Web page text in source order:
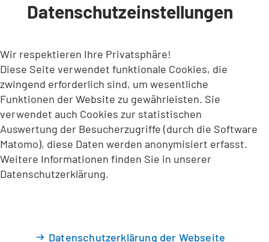
INHALT ANSPRINGEN
Datenschutzeinstellungen
Wir respektieren Ihre Privatsphäre!
Diese Seite verwendet funktionale Cookies, die
zwingend erforderlich sind, um wesentliche
Funktionen der Website zu gewährleisten. Sie
verwendet auch Cookies zur statistischen
Auswertung der Besucherzugriffe (durch die Software
Matomo), diese Daten werden anonymisiert erfasst.
Weitere Informationen finden Sie in unserer
Datenschutzerklärung.
Datenschutzerklärung der Webseite